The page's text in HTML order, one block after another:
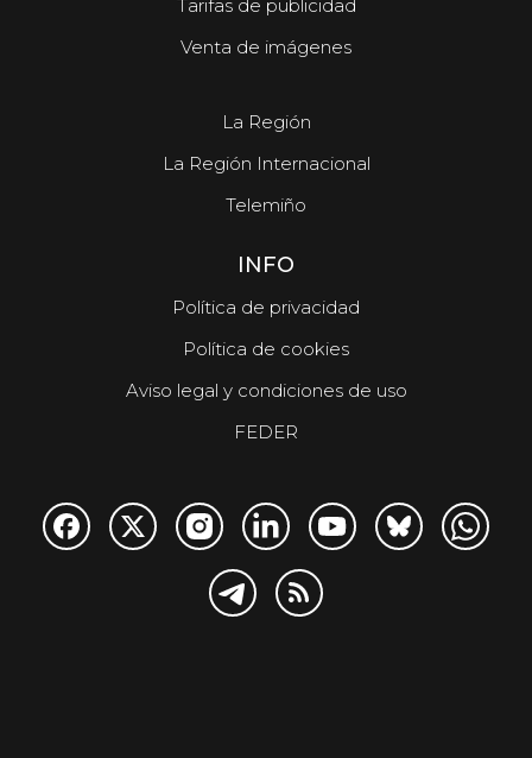
Tarifas de publicidad
Venta de imágenes
La Región
La Región Internacional
Telemiño
INFO
Política de privacidad
Política de cookies
Aviso legal y condiciones de uso
FEDER